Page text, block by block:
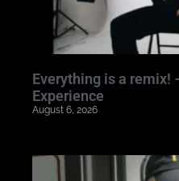
Everything is a remix!
Experience
August 6, 2026